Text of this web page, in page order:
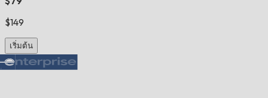
$149
เริ่มต้น